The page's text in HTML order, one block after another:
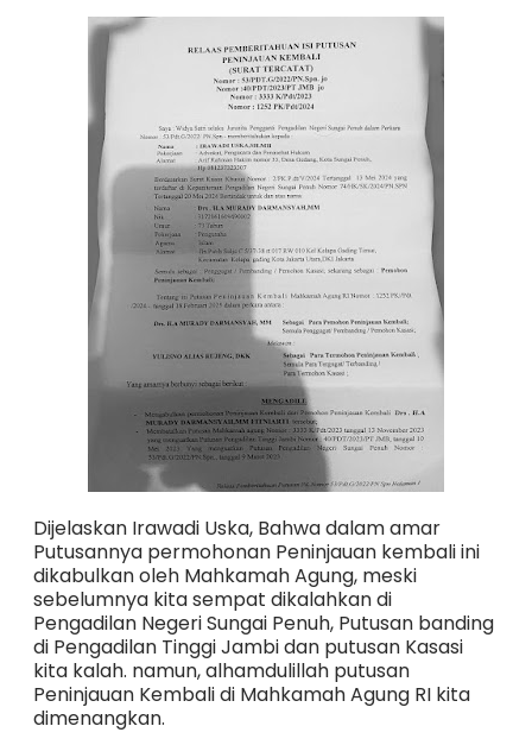
Dijelaskan Irawadi Uska, Bahwa dalam amar
Putusannya permohonan Peninjauan kembali ini
dikabulkan oleh Mahkamah Agung, meski
sebelumnya kita sempat dikalahkan di
Pengadilan Negeri Sungai Penuh, Putusan banding
di Pengadilan Tinggi Jambi dan putusan Kasasi
kita kalah. namun, alhamdulillah putusan
Peninjauan Kembali di Mahkamah Agung RI kita
dimenangkan.